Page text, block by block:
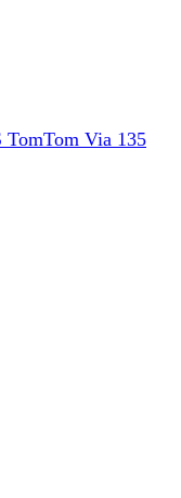
TomTom Via 135